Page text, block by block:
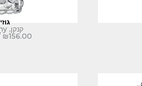
קנקן, Tiffany
₪156.00